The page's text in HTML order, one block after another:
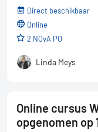
Direct beschikbaar
online
2 NOvA PO
Linda Meys
Online cursus
opgenomen op